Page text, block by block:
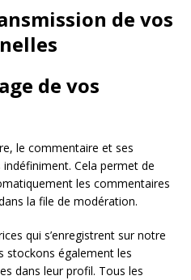
de vos
de vos
le commentaire et ses
Cela permet de
les commentaires
la file de modération.
qui s’enregistrent sur notre
stockons également les
dans leur profil. Tous les